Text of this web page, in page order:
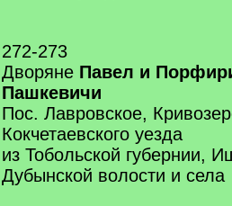
272-273
Дворяне Павел и
Пашкевичи
Пос. Лавровское,
Кокчетаевского уезда
из Тобольской губернии,
Дубынской волости и села